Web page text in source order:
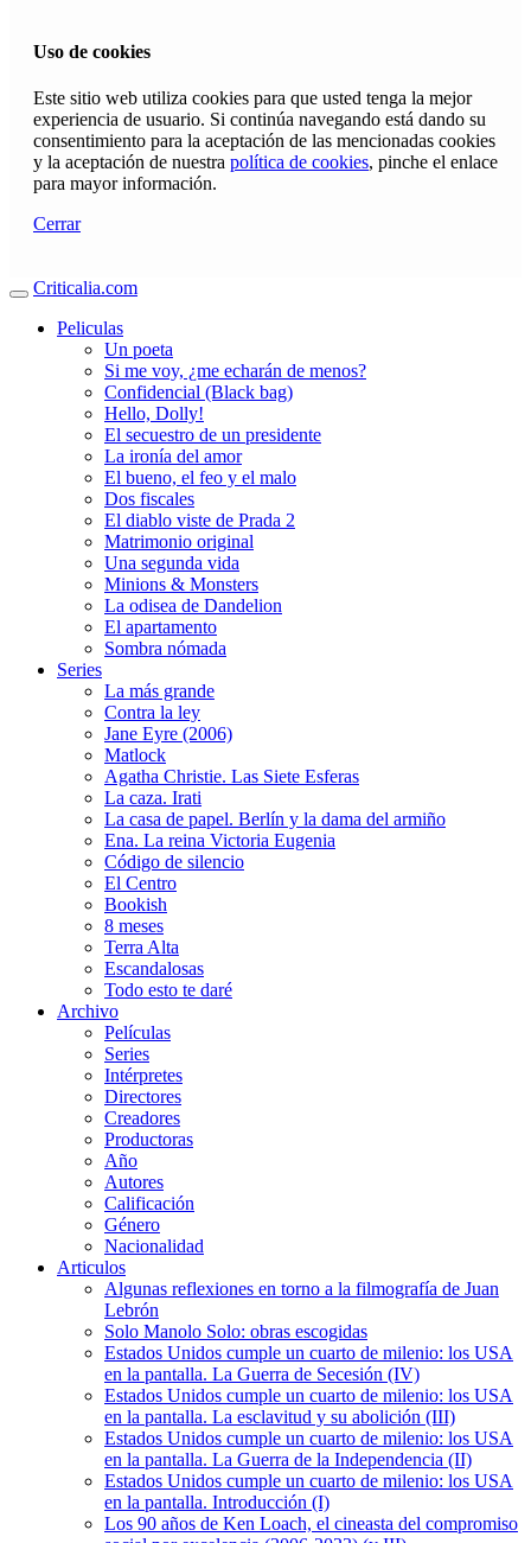
Uso de cookies
Este sitio web utiliza cookies para que usted tenga la mejor
experiencia de usuario. Si continúa navegando está dando su
consentimiento para la aceptación de las mencionadas cookies
y la aceptación de nuestra política de cookies, pinche el enlace
para mayor información.
Cerrar
Criticalia.com
Peliculas
Un poeta
Si me voy, ¿me echarán de menos?
Confidencial (Black bag)
Hello, Dolly!
El secuestro de un presidente
La ironía del amor
El bueno, el feo y el malo
Dos fiscales
El diablo viste de Prada 2
Matrimonio original
Una segunda vida
Minions & Monsters
La odisea de Dandelion
El apartamento
Sombra nómada
Series
La más grande
Contra la ley
Jane Eyre (2006)
Matlock
Agatha Christie. Las Siete Esferas
La caza. Irati
La casa de papel. Berlín y la dama del armiño
Ena. La reina Victoria Eugenia
Código de silencio
El Centro
Bookish
8 meses
Terra Alta
Escandalosas
Todo esto te daré
Archivo
Películas
Series
Intérpretes
Directores
Creadores
Productoras
Año
Autores
Calificación
Género
Nacionalidad
Articulos
Algunas reflexiones en torno a la filmografía de Juan
Lebrón
Solo Manolo Solo: obras escogidas
Estados Unidos cumple un cuarto de milenio: los USA
en la pantalla. La Guerra de Secesión (IV)
Estados Unidos cumple un cuarto de milenio: los USA
en la pantalla. La esclavitud y su abolición (III)
Estados Unidos cumple un cuarto de milenio: los USA
en la pantalla. La Guerra de la Independencia (II)
Estados Unidos cumple un cuarto de milenio: los USA
en la pantalla. Introducción (I)
Los 90 años de Ken Loach, el cineasta del compromiso